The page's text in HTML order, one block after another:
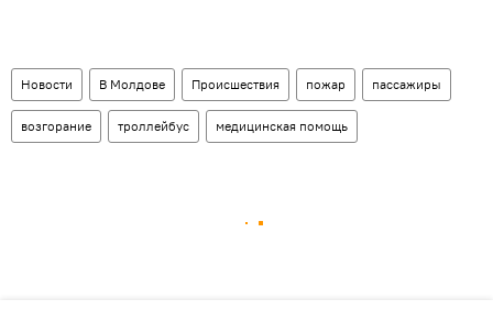
Новости В Молдове Происшествия пожар пассажиры
возгорание троллейбус медицинская помощь